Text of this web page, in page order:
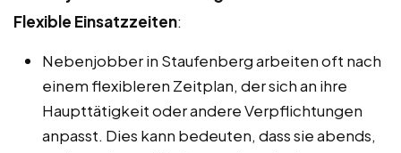
Flexible Einsatzzeiten:
Nebenjobber in Staufenberg arbeiten oft nach
einem flexibleren Zeitplan, der sich an ihre
Haupttätigkeit oder andere Verpflichtungen
anpasst. Dies kann bedeuten, dass sie abends,